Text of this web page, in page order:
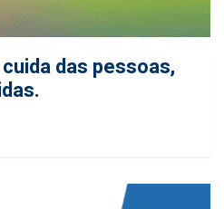
das pessoas,